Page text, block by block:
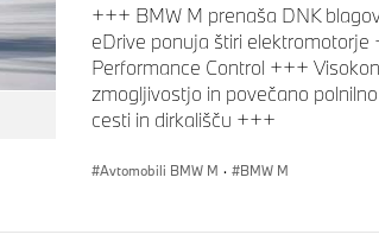
+++ BMW M prenaša DNK
eDrive ponuja štiri
Performance Control +++
zmogljivostjo in povečano
cesti in dirkališču +++
Avtomobili BMW M · BMW M